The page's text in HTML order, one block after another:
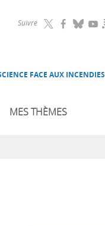
Suivre
FACE AUX INCENDIES
MES THÈMES